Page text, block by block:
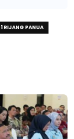
RIJANG PANUA